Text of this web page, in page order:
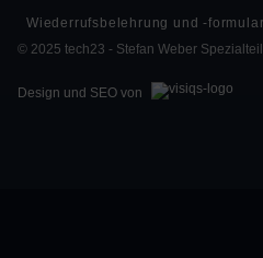
© 2025 tech23 - Stefan Weber
Wiederrufsbelehrung und -formular
Design und SEO von